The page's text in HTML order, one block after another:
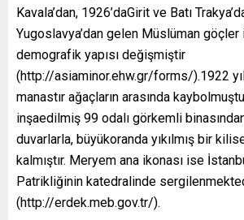
Kavala’dan, 1926’daGirit ve Batı
Yugoslavya’dan gelen Müslüman göçler
demografik yapısı değişmiştir
(http://asiaminor.ehw.gr/forms/).1922
manastır ağaçların arasında
inşaedilmiş 99 odalı görkemli
duvarlarla, büyükoranda yıkılmış bir
kalmıştır. Meryem ana ikonası ise
Patrikliğinin katedralinde
(http://erdek.meb.gov.tr/).